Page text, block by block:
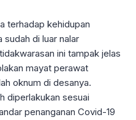
terhadap kehidupan
di luar nalar
ini tampak jelas
mayat perawat
oknum di desanya.
diperlakukan sesuai
penanganan Covid-19